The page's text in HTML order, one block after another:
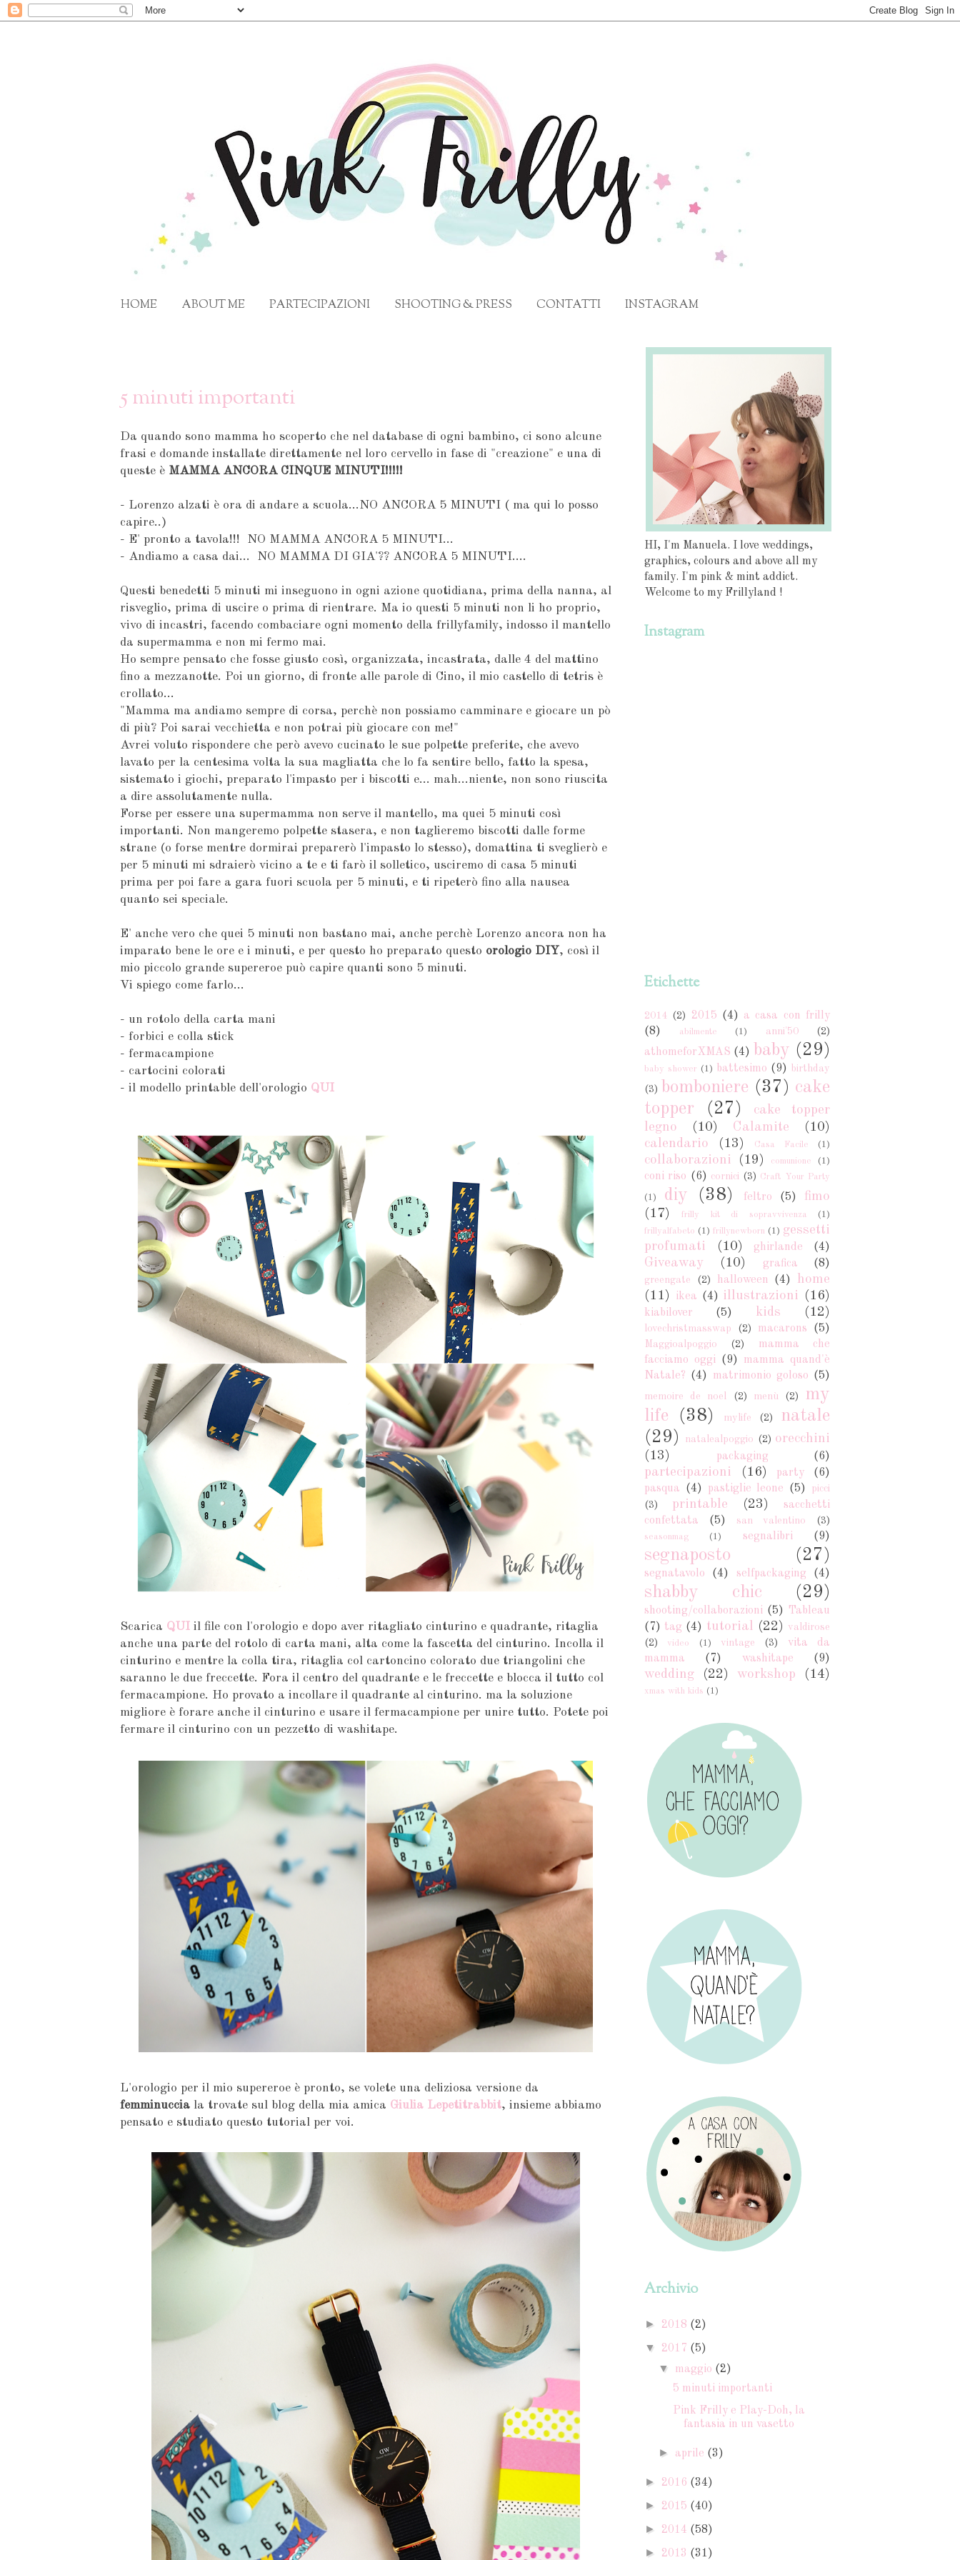
HOME ABOUT ME PARTECIPAZIONI SHOOTING & PRESS CONTATTI INSTAGRAM
5 minuti importanti
Da quando sono mamma ho scoperto che nel database di ogni bambino, ci sono alcune
frasi e domande installate direttamente nel loro cervello in fase di "creazione" e una di
queste è MAMMA ANCORA CINQUE MINUTI!!!!!
- Lorenzo alzati è ora di andare a scuola...NO ANCORA 5 MINUTI ( ma qui lo posso
capire..)
- E' pronto a tavola!!! NO MAMMA ANCORA 5 MINUTI...
- Andiamo a casa dai... NO MAMMA DI GIA'?? ANCORA 5 MINUTI....
Questi benedetti 5 minuti mi inseguono in ogni azione quotidiana, prima della nanna, al
risveglio, prima di uscire o prima di rientrare. Ma io questi 5 minuti non li ho proprio,
vivo di incastri, facendo combaciare ogni momento della frillyfamily, indosso il mantello
da supermamma e non mi fermo mai.
Ho sempre pensato che fosse giusto così, organizzata, incastrata, dalle 4 del mattino
fino a mezzanotte. Poi un giorno, di fronte alle parole di Cino, il mio castello di tetris è
crollato...
"Mamma ma andiamo sempre di corsa, perchè non possiamo camminare e giocare un pò
di più? Poi sarai vecchietta e non potrai più giocare con me!"
Avrei voluto rispondere che però avevo cucinato le sue polpette preferite, che avevo
lavato per la centesima volta la sua magliatta che lo fa sentire bello, fatto la spesa,
sistemato i giochi, preparato l'impasto per i biscotti e... mah...niente, non sono riuscita
a dire assolutamente nulla.
Forse per essere una supermamma non serve il mantello, ma quei 5 minuti così
importanti. Non mangeremo polpette stasera, e non taglieremo biscotti dalle forme
strane (o forse mentre dormirai preparerò l'impasto lo stesso), domattina ti sveglierò e
per 5 minuti mi sdraierò vicino a te e ti farò il solletico, usciremo di casa 5 minuti
prima per poi fare a gara fuori scuola per 5 minuti, e ti ripeterò fino alla nausea
quanto sei speciale.
E' anche vero che quei 5 minuti non bastano mai, anche perchè Lorenzo ancora non ha
imparato bene le ore e i minuti, e per questo ho preparato questo orologio DIY, così il
mio piccolo grande supereroe può capire quanti sono 5 minuti.
Vi spiego come farlo...
- un rotolo della carta mani
- forbici e colla stick
- fermacampione
- cartocini colorati
- il modello printable dell'orologio QUI
Scarica QUI il file con l'orologio e dopo aver ritagliato cinturino e quadrante, ritaglia
anche una parte del rotolo di carta mani, alta come la fascetta del cinturino. Incolla il
cinturino e mentre la colla tira, ritaglia col cartoncino colorato due triangolini che
saranno le due freccette. Fora il centro del quadrante e le freccette e blocca il tutto col
fermacampione. Ho provato a incollare il quadrante al cinturino. ma la soluzione
migliore è forare anche il cinturino e usare il fermacampione per unire tutto. Potete poi
fermare il cinturino con un pezzetto di washitape.
L'orologio per il mio supereroe è pronto, se volete una deliziosa versione da
femminuccia la trovate sul blog della mia amica Giulia Lepetitrabbit, insieme abbiamo
pensato e studiato questo tutorial per voi.
HI, I'm Manuela. I love weddings,
graphics, colours and above all my
family. I'm pink & mint addict.
Welcome to my Frillyland !
Instagram
Etichette
2014 (2) 2015 (4)
a casa con frilly
(8)
abilmente (1) anni'50 (2)
athomeforXMAS (4) baby (29)
baby shower (1) battesimo (9) birthday
(3) bomboniere (37) cake
topper
(27)
cake topper
legno
(10) Calamite
(10)
calendario
(13) Casa Facile (1)
collaborazioni (19) comunione (1)
coni riso (6) cornici (3) Craft Your Party
(1) diy (38) feltro (5)
fimo
(17)
frilly kit di sopravvivenza
(1)
frillyalfabeto (1) frillynewborn (1) gessetti
profumati
(10) ghirlande (4)
Giveaway (10) grafica (8)
greengate (2) halloween (4)
home
(11)
ikea (4) illustrazioni (16)
kiabilover (5) kids (12)
lovechristmasswap (2) macarons (5)
Maggioalpoggio (2)
mamma che
facciamo oggi (9)
mamma quand'è
Natale? (4) matrimonio goloso (5)
memoire de noel (2) menù (2)
my
life
(38) mylife (2)
natale
(29)
natalealpoggio (2) orecchini
(13)
packaging (6)
partecipazioni (16) party
(6)
pasqua
(4) pastiglie leone (5)
picci
(3)
printable (23)
sacchetti
confettata
(5) san valentino (3)
seasonmag (1) segnalibri (9)
segnaposto (27)
segnatavolo (4) selfpackaging (4)
shabby chic (29)
shooting/collaborazioni (5)
Tableau
(7) tag (4) tutorial (22)
valdirose
(2)
video (1) vintage (3)
vita da
mamma
(7) washitape (9)
wedding (22) workshop (14)
xmas with kids (1)
Archivio
► 2018 (2)
▼ 2017 (5)
▼ maggio (2)
5 minuti importanti
Pink Frilly e Play-Doh, la
fantasia in un vasetto
► aprile (3)
► 2016 (34)
► 2015 (40)
► 2014 (58)
► 2013 (31)